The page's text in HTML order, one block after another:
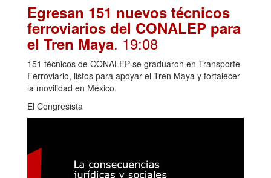
Egresan 151 nuevos técnicos
ferroviarios del CONALEP para
el Tren Maya. 19:08
151 técnicos de CONALEP se graduaron en Transporte
Ferroviario, listos para apoyar el Tren Maya y fortalecer
la movilidad en México.
El Congresista